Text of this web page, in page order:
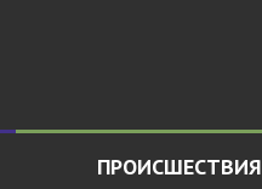
ПРОИСШЕСТВИЯ